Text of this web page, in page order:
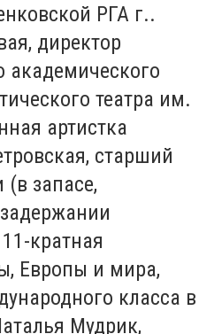
РГА г..
директор
академического
театра им.
артистка
старший
запасе,
кратная
Европы и мира,
класса в
Мудрик,